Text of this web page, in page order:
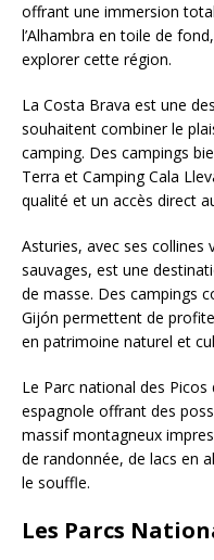
offrant une immersion
l’Alhambra en toile de
explorer cette région.
La Costa Brava est une
souhaitent combiner le
camping. Des campings
Terra et Camping Cala
qualité et un accès direct
Asturies, avec ses collines
sauvages, est une
de masse. Des campings
Gijón permettent de
en patrimoine naturel et
Le Parc national des
espagnole offrant des
massif montagneux
de randonnée, de lacs en
le souffle.
Les Parcs